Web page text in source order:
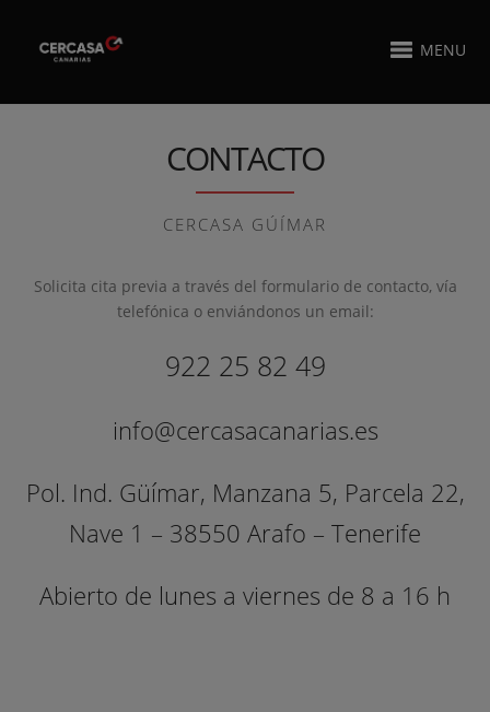
MENU
CONTACTO
CERCASA GÚÍMAR
Solicita cita previa a través del formulario de contacto, vía
telefónica o enviándonos un email:
922 25 82 49
info@cercasacanarias.es
Pol. Ind. Güímar, Manzana 5, Parcela 22,
Nave 1 – 38550 Arafo – Tenerife
Abierto de lunes a viernes de 8 a 16 h